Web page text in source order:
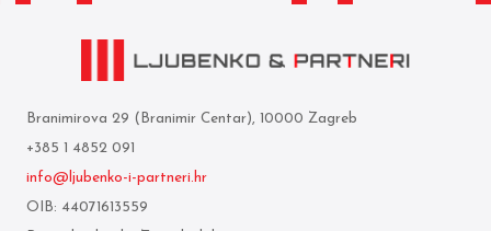
Branimirova 29 (Branimir Centar), 10000 Zagreb
+385 1 4852 091
info@ljubenko-i-partneri.hr
OIB: 44071613559